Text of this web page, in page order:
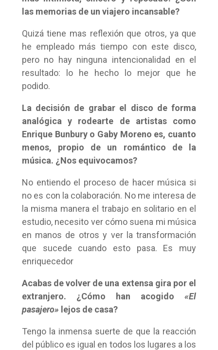
las memorias de un viajero incansable?
Quizá tiene mas reflexión que otros, ya que
he empleado más tiempo con este disco,
pero no hay ninguna intencionalidad en el
resultado: lo he hecho lo mejor que he
podido.
La decisión de grabar el disco de forma
analógica y rodearte de artistas como
Enrique Bunbury o Gaby Moreno es, cuanto
menos, propio de un romántico de la
música. ¿Nos equivocamos?
No entiendo el proceso de hacer música si
no es con la colaboración. No me interesa de
la misma manera el trabajo en solitario en el
estudio, necesito ver cómo suena mi música
en manos de otros y ver la transformación
que sucede cuando esto pasa. Es muy
enriquecedor
Acabas de volver de una extensa gira por el
extranjero. ¿Cómo han acogido «El
pasajero» lejos de casa?
Tengo la inmensa suerte de que la reacción
del público es igual en todos los lugares a los